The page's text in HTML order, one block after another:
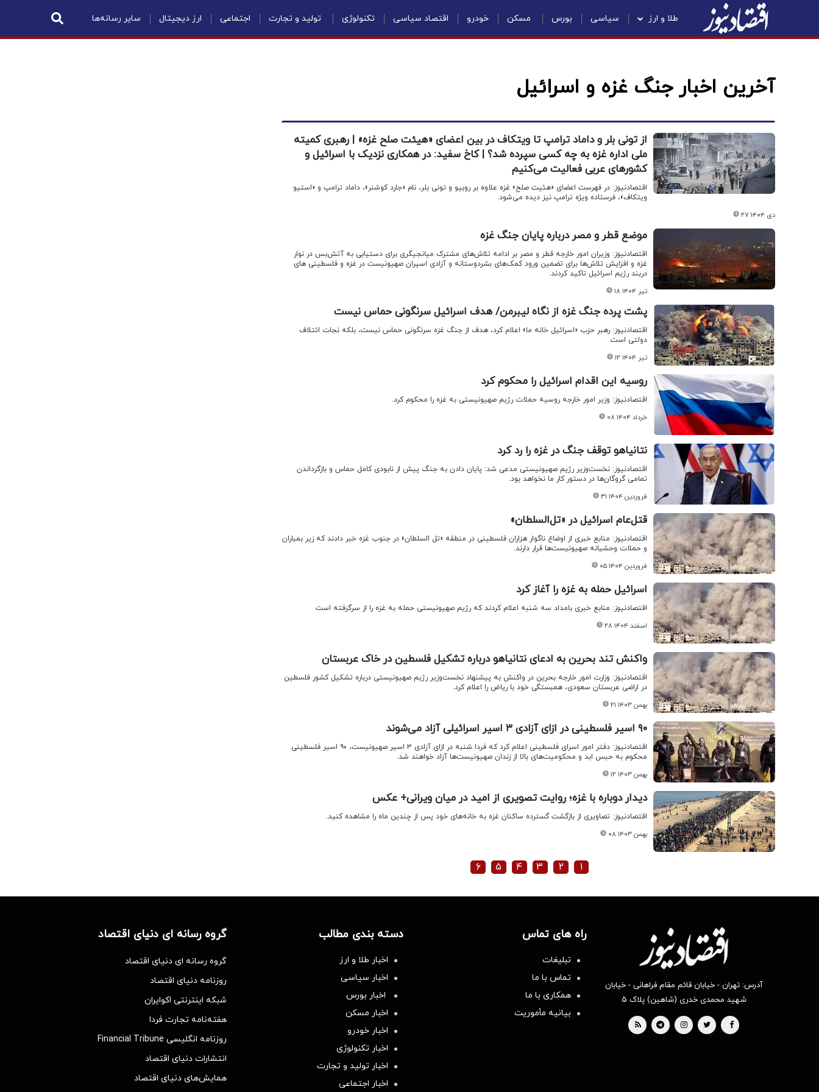
طلا و ارز سیاسی بورس مسکن خودرو اقتصاد سیاسی تکنولوژی تولید و تجارت اجتماعی ارز دیجیتال سایر رسانه‌ها
آخرین اخبار جنگ غزه و اسرائیل
از تونی بلر و داماد ترامپ تا ویتکاف در بین اعضای «هیئت صلح غزه» | رهبری کمیته
ملی اداره غزه به چه کسی سپرده شد؟ | کاخ سفید: در همکاری نزدیک با اسرائیل و
کشورهای عربی فعالیت می‌کنیم
اقتصادنیوز: در فهرست اعضای «هئیت صلح» غزه علاوه بر روبیو و تونی بلر، نام «جارد کوشنر»، داماد ترامپ و «استیو
ویتکاف»، فرستاده ویژه ترامپ نیز دیده می‌شود.
۲۷ دی ۱۴۰۴
موضع قطر و مصر درباره پایان جنگ غزه
اقتصادنیوز: وزیران امور خارجه قطر و مصر بر ادامه تلاش‌های مشترک میانجیگری برای دستیابی به آتش‌بس در نوار
غزه و افزایش تلاش‌ها برای تضمین ورود کمک‌های بشردوستانه و آزادی اسیران صهیونیست در غزه و فلسطینی های
دربند رژیم اسرائیل تاکید کردند.
۱۸ تیر ۱۴۰۴
پشت پرده جنگ غزه از نگاه لیبرمن/ هدف اسرائیل سرنگونی حماس نیست
اقتصادنیوز: رهبر حزب «اسرائیل خانه ما» اعلام کرد، هدف از جنگ غزه سرنگونی حماس نیست، بلکه نجات ائتلاف
دولتی است.
۱۲ تیر ۱۴۰۴
روسیه این اقدام اسرائیل را محکوم کرد
اقتصادنیوز: وزیر امور خارجه روسیه حملات رژیم صهیونیستی به غزه را محکوم کرد.
۰۸ خرداد ۱۴۰۴
نتانیاهو توقف جنگ در غزه را رد کرد
اقتصادنیوز: نخست‌وزیر رژیم صهیونیستی مدعی شد: پایان دادن به جنگ پیش از نابودی کامل حماس و بازگرداندن
تمامی گروگان‌ها در دستور کار ما نخواهد بود.
۳۱ فروردین ۱۴۰۴
قتل‌عام اسرائیل در «تل‌السلطان»
اقتصادنیوز: منابع خبری از اوضاع ناگوار هزاران فلسطینی در منطقه «تل السلطان» در جنوب غزه خبر دادند که زیر بمباران
و حملات وحشیانه صهیونیست‌ها قرار دارند.
۰۵ فروردین ۱۴۰۴
اسرائیل حمله به غزه را آغاز کرد
اقتصادنیوز: منابع خبری بامداد سه شنبه اعلام کردند که رژیم صهیونیستی حمله به غزه را از سرگرفته است
۲۸ اسفند ۱۴۰۴
واکنش تند بحرین به ادعای نتانیاهو درباره تشکیل فلسطین در خاک عربستان
اقتصادنیوز: وزارت امور خارجه بحرین در واکنش به پیشنهاد نخست‌وزیر رژیم صهیونیستی درباره تشکیل کشور فلسطین
در اراضی عربستان سعودی، همبستگی خود با ریاض را اعلام کرد.
۲۱ بهمن ۱۴۰۳
۹۰ اسیر فلسطینی در ازای آزادی ۳ اسیر اسرائیلی آزاد می‌شوند
اقتصادنیوز: دفتر امور اسرای فلسطینی اعلام کرد که فردا شنبه در ازای آزادی ۳ اسیر صهیونیست، ۹۰ اسیر فلسطینی
محکوم به حبس ابد و محکومیت‌های بالا از زندان صهیونیست‌ها آزاد خواهند شد.
۱۲ بهمن ۱۴۰۳
دیدار دوباره با غزه؛ روایت تصویری از امید در میان ویرانی+ عکس
اقتصادنیوز: تصاویری از بازگشت گسترده ساکنان غزه به خانه‌های خود پس از چندین ماه را مشاهده کنید.
۰۸ بهمن ۱۴۰۳
۱ ۲ ۳ ۴ ۵ ۶
آدرس: تهران - خیابان قائم مقام فراهانی - خیابان
شهید محمدی خدری (شاهین) پلاک ۵
راه های تماس
تبلیغات
تماس با ما
همکاری با ما
بیانیه مأموریت
دسته بندی مطالب
اخبار طلا و ارز
اخبار سیاسی
اخبار بورس
اخبار مسکن
اخبار خودرو
اخبار تکنولوژی
اخبار تولید و تجارت
اخبار اجتماعی
گروه رسانه ای دنیای اقتصاد
گروه رسانه ای دنیای اقتصاد
روزنامه دنیای اقتصاد
شبکه اینترنتی اکوایران
هفته‌نامه تجارت فردا
روزنامه انگلیسی Financial Tribune
انتشارات دنیای اقتصاد
همایش‌های دنیای اقتصاد